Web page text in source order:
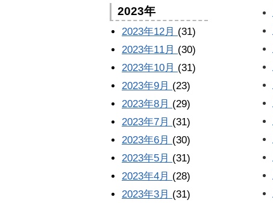
2023年
2023年12月 (31)
2023年11月 (30)
2023年10月 (31)
2023年9月 (23)
2023年8月 (29)
2023年7月 (31)
2023年6月 (30)
2023年5月 (31)
2023年4月 (28)
2023年3月 (31)